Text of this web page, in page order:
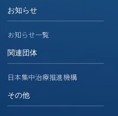
お知らせ
お知らせ一覧
関連団体
日本集中治療推進機構
その他